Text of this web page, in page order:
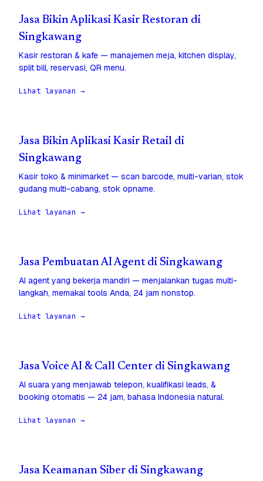
Jasa Bikin Aplikasi Kasir Restoran di
Singkawang
Kasir restoran & kafe — manajemen meja, kitchen display,
split bill, reservasi, QR menu.
Lihat layanan →
Jasa Bikin Aplikasi Kasir Retail di
Singkawang
Kasir toko & minimarket — scan barcode, multi-varian, stok
gudang multi-cabang, stok opname.
Lihat layanan →
Jasa Pembuatan AI Agent di Singkawang
AI agent yang bekerja mandiri — menjalankan tugas multi-
langkah, memakai tools Anda, 24 jam nonstop.
Lihat layanan →
Jasa Voice AI & Call Center di Singkawang
AI suara yang menjawab telepon, kualifikasi leads, &
booking otomatis — 24 jam, bahasa Indonesia natural.
Lihat layanan →
Jasa Keamanan Siber di Singkawang